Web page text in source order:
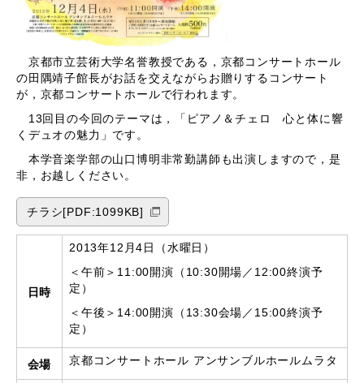
京都市立芸術大学名誉教授である，京都コンサートホール
の田隅靖子館長がお話を交えながらお贈りするコンサート
が，京都コンサートホールで行われます。
13回目の今回のテーマは，「ピアノ＆チェロ 心と体に響
くデュオの魅力」です。
本学音楽学部の山口博明非常勤講師も出演しますので，是
非，お越しください。
チラシ[PDF:1099KB]
日時
2013年12月4日（水曜日）
＜午前＞11:00開演（10:30開場／12:00終演予
定）
＜午後＞14:00開演（13:30会場／15:00終演予
定）
会場 京都コンサートホール アンサンブルホールムラタ